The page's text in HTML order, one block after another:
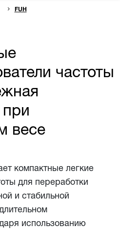
FUH
частоты
весе
компактные легкие
для переработки
и стабильной
использованию